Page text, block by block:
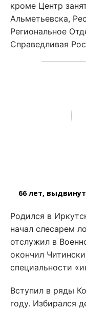
кроме Центр
Альметьевска,
Региональное
Справедливая
66 лет,
Родился в
начал слесарем
отслужил в
окончил
специальности
Вступил в ряды
году. Избирался